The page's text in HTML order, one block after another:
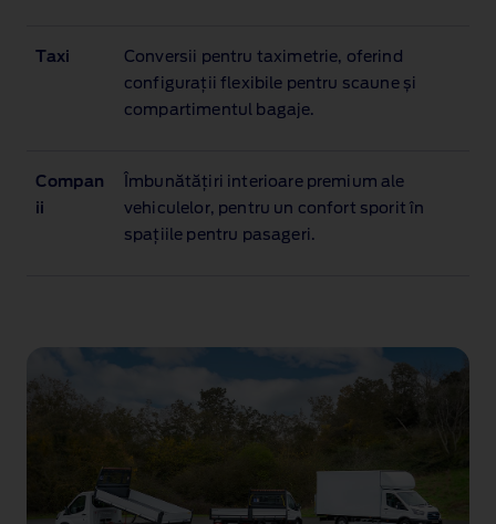
Taxi
Conversii pentru taximetrie, oferind
configurații flexibile pentru scaune și
compartimentul bagaje.
Compan
ii
Îmbunătățiri interioare premium ale
vehiculelor, pentru un confort sporit în
spațiile pentru pasageri.